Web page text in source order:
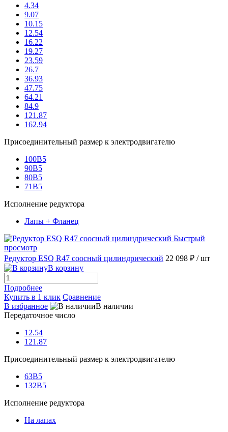
4.34
9.07
10.15
12.54
16.22
19.27
23.59
26.7
36.93
47.75
64.21
84.9
121.87
162.94
Присоединительный размер к электродвигателю
100B5
90B5
80B5
71B5
Исполнение редуктора
Лапы + Фланец
Быстрый
просмотр
Редуктор ESQ R47 соосный цилиндрический 22 098 ₽ / шт
В корзину
Подробнее
Купить в 1 клик Сравнение
В избранное
В наличии
Передаточное число
12.54
121.87
Присоединительный размер к электродвигателю
63B5
132B5
Исполнение редуктора
На лапах